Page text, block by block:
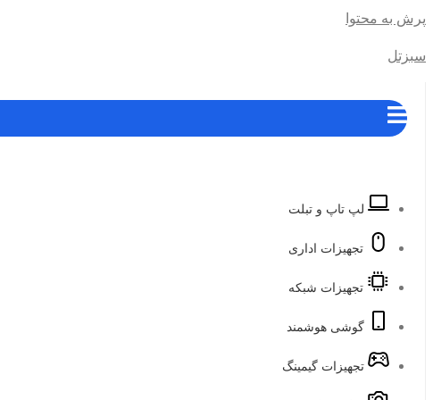
پرش به محتوا
سبزتل
لپ تاپ و تبلت
تجهیزات اداری
تجهیزات شبکه
گوشی هوشمند
تجهیزات گیمینگ